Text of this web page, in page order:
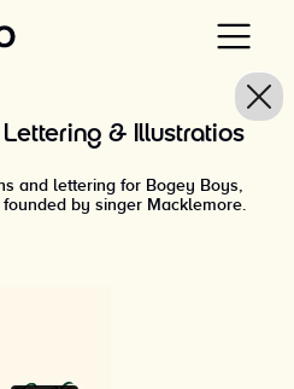
& Illustratios
and lettering for Bogey Boys,
by singer Macklemore.